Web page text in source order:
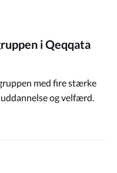
i Qeqqata
med fire stærke
og velfærd.